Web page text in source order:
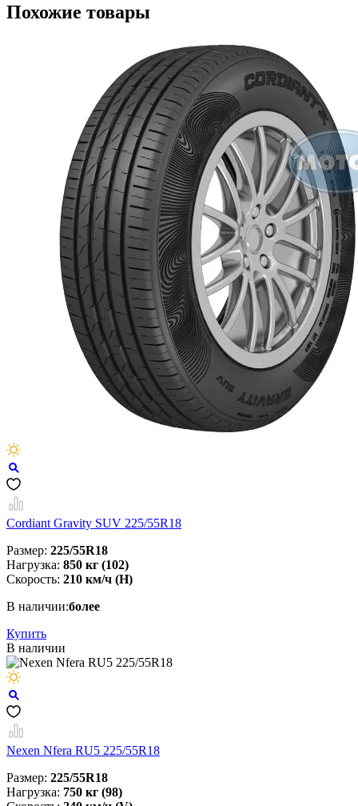
Похожие товары
Cordiant Gravity SUV 225/55R18
Размер: 225/55R18
Нагрузка: 850 кг (102)
Скорость: 210 км/ч (Н)
В наличии:более
Купить
В наличии
Nexen Nfera RU5 225/55R18
Размер: 225/55R18
Нагрузка: 750 кг (98)